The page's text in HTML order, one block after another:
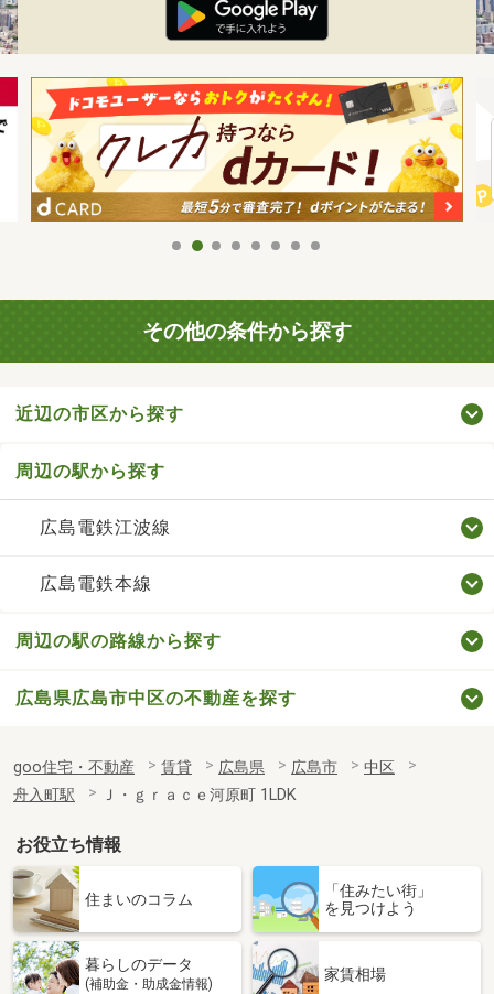
その他の条件から探す
近辺の市区から探す
周辺の駅から探す
広島電鉄江波線
広島電鉄本線
周辺の駅の路線から探す
広島県広島市中区の不動産を探す
goo住宅・不動産 賃貸 広島県 広島市
中区
舟入町駅
Ｊ・ｇｒａｃｅ河原町 1LDK
お役立ち情報
住まいのコラム
「住みたい街」
を見つけよう
暮らしのデータ
(補助金・助成金情報)
家賃相場